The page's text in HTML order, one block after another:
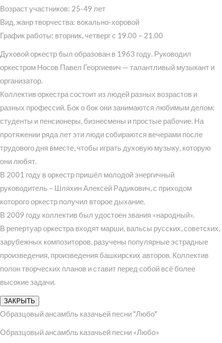
Возраст участников: 25-49 лет
Вид, жанр творчества: вокально-хоровой
График работы: вторник, четверг с 19.00 – 21.00
Духовой оркестр был образован в 1963 году. Руководил
оркестром Носов Павел Георгиевич — талантливый музыкант и
организатор.
Коллектив оркестра состоит из людей разных возрастов и
разных профессий. Бок о бок они занимаются любимым делом:
студенты и пенсионеры, бизнесмены и простые рабочие. На
протяжении ряда лет эти люди собираются вечерами после
трудового дня вместе, чтобы играть духовую музыку, которую
они любят.
В 2001 году в оркестр пришёл молодой энергичный
руководитель – Шляхин Алексей Радикович, с приходом
которого оркестр получил второе дыхание.
В 2009 году коллектив был удостоен звания «народный».
В репертуар оркестра входят марши, вальсы русских, советских,
зарубежных композиторов, разучены популярные эстрадные
произведения, произведения башкирских авторов. Коллектив
полон творческих планов и ставит перед собой всё более
высокие задачи.
ЗАКРЫТЬ
Образцовый ансамбль казачьей песни "Любо"
Образцовый ансамбль казачьей песни «Любо»